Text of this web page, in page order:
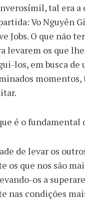
tal era a
Vo Nguyên
Jobs. O que não
levarem os que
los, em busca de
momentos,
é o fundamental
de levar os
os que nos são
os a
nas condições